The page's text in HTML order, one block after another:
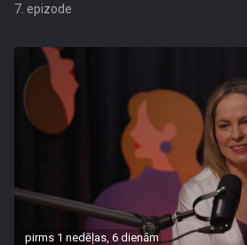
7. epizode
pirms 1 nedēļas, 6 dienām